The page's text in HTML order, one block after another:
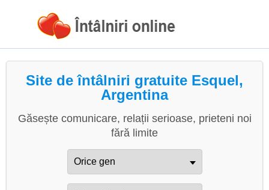
Site de întâlniri gratuite Esquel,
Argentina
Găsește comunicare, relații serioase, prieteni noi
fără limite